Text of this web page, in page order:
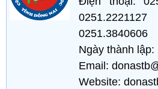
0251.3840606
Ngày thành lập:
Email:
Website: